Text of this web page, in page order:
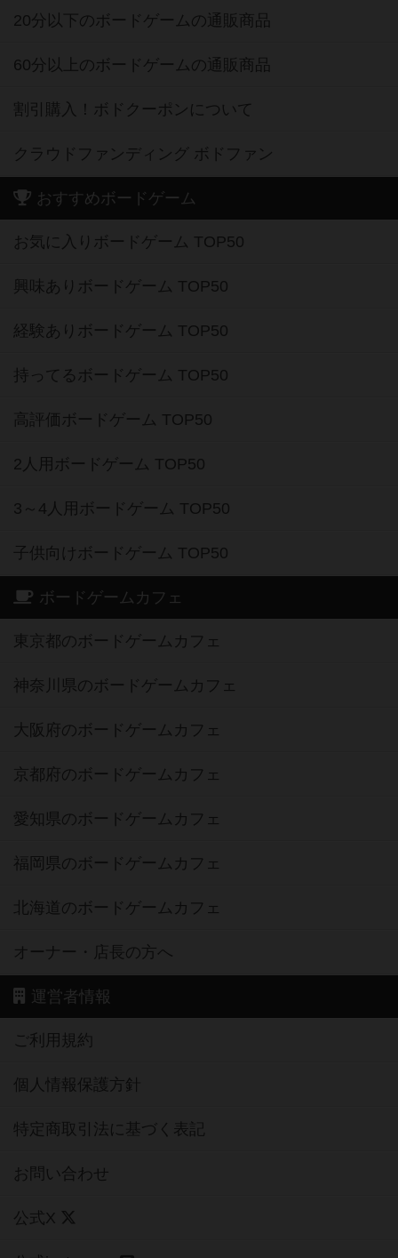
20分以下のボードゲームの通販商品
60分以上のボードゲームの通販商品
割引購入！ボドクーポンについて
クラウドファンディング ボドファン
おすすめボードゲーム
お気に入りボードゲーム TOP50
興味ありボードゲーム TOP50
経験ありボードゲーム TOP50
持ってるボードゲーム TOP50
高評価ボードゲーム TOP50
2人用ボードゲーム TOP50
3～4人用ボードゲーム TOP50
子供向けボードゲーム TOP50
ボードゲームカフェ
東京都のボードゲームカフェ
神奈川県のボードゲームカフェ
大阪府のボードゲームカフェ
京都府のボードゲームカフェ
愛知県のボードゲームカフェ
福岡県のボードゲームカフェ
北海道のボードゲームカフェ
オーナー・店長の方へ
運営者情報
ご利用規約
個人情報保護方針
特定商取引法に基づく表記
お問い合わせ
公式X